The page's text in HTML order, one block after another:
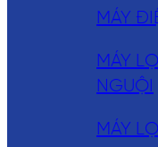
MÁY
MÁY
NGUỘI
MÁY